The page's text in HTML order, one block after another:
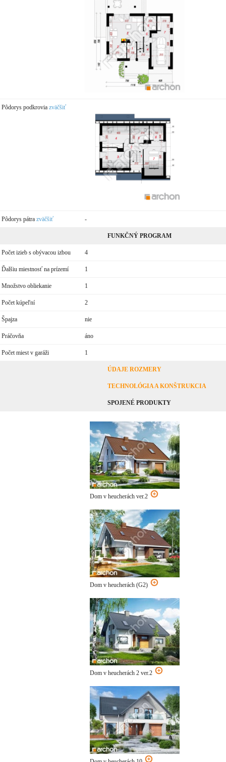
Pôdorys podkrovia zväčšiť
Pôdorys pátra zväčšiť -
FUNKČNÝ PROGRAM
Počet izieb s obývacou izbou 4
Ďalšiu miestnosť na prízemí 1
Množstvo obliekanie 1
Počet kúpeľní 2
Špajza nie
Práčovňa áno
Počet miest v garáži 1
ÚDAJE ROZMERY
TECHNOLÓGIA A KONŠTRUKCIA
SPOJENÉ PRODUKTY
Dom v heucherách ver.2
Dom v heucherách (G2)
Dom v heucherách 2 ver.2